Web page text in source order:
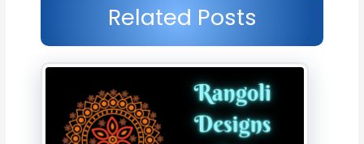
Related Posts